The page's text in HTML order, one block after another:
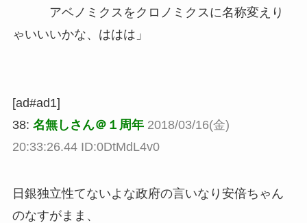
アベノミクスをクロノミクスに名称変えり
ゃいいいかな、ははは」
[ad#ad1]
38: 名無しさん＠１周年 2018/03/16(金)
20:33:26.44 ID:0DtMdL4v0
日銀独立性てないよな政府の言いなり安倍ちゃん
のなすがまま、